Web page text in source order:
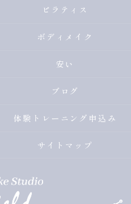
ピラティス
ボディメイク
安い
ブログ
体験トレーニング申込み
サイトマップ